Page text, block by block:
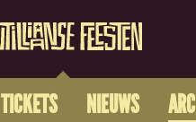
TICKETS NIEUWS